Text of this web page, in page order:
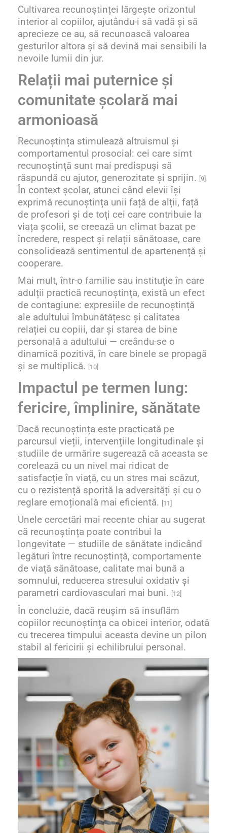
Cultivarea recunoștinței lărgește orizontul
interior al copiilor, ajutându-i să vadă și să
aprecieze ce au, să recunoască valoarea
gesturilor altora și să devină mai sensibili la
nevoile lumii din jur.
Relații mai puternice și
comunitate școlară mai
armonioasă
Recunoștința stimulează altruismul și
comportamentul prosocial: cei care simt
recunoștință sunt mai predispuși să
răspundă cu ajutor, generozitate și sprijin. [9]
În context școlar, atunci când elevii își
exprimă recunoștința unii față de alții, față
de profesori și de toți cei care contribuie la
viața școlii, se creează un climat bazat pe
încredere, respect și relații sănătoase, care
consolidează sentimentul de apartenență și
cooperare.
Mai mult, într-o familie sau instituție în care
adulții practică recunoștința, există un efect
de contagiune: expresiile de recunoștință
ale adultului îmbunătățesc și calitatea
relației cu copiii, dar și starea de bine
personală a adultului — creându-se o
dinamică pozitivă, în care binele se propagă
și se multiplică.
[10]
Impactul pe termen lung:
fericire, împlinire, sănătate
Dacă recunoștința este practicată pe
parcursul vieții, intervențiile longitudinale și
studiile de urmărire sugerează că aceasta se
corelează cu un nivel mai ridicat de
satisfacție în viață, cu un stres mai scăzut,
cu o rezistență sporită la adversități și cu o
reglare emoțională mai eficientă. [11]
Unele cercetări mai recente chiar au sugerat
că recunoștința poate contribui la
longevitate — studiile de sănătate indicând
legături între recunoștință, comportamente
de viață sănătoase, calitate mai bună a
somnului, reducerea stresului oxidativ și
parametri cardiovasculari mai buni.
[12]
În concluzie, dacă reușim să insuflăm
copiilor recunoștința ca obicei interior, odată
cu trecerea timpului aceasta devine un pilon
stabil al fericirii și echilibrului personal.